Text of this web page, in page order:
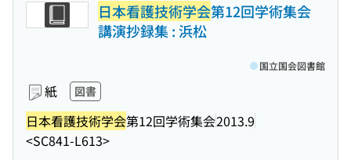
日本看護技術学会第12回学術集会
講演抄録集 : 浜松
紙 図書
日本看護技術学会第12回学術集会2013.9
<SC841-L613>
国立国会図書館